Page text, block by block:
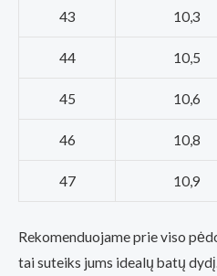
43 10,3
44 10,5
45 10,6
46 10,8
47 10,9
Rekomenduojame prie viso
tai suteiks jums idealų batų dydį.